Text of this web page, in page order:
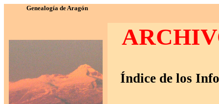
Genealogía de Aragón
Índice de los